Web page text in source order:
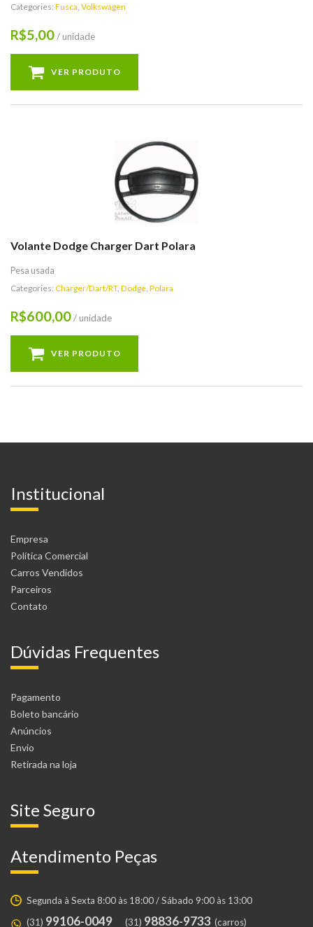
Categories: Fusca, Volkswagen
R$5,00/ unidade
VER PRODUTO
Volante Dodge Charger Dart Polara
Pesa usada
Categories: Charger/Dart/RT, Dodge, Polara
R$600,00/ unidade
VER PRODUTO
Institucional
Empresa
Política Comercial
Carros Vendidos
Parceiros
Contato
Dúvidas Frequentes
Pagamento
Boleto bancário
Anúncios
Envio
Retirada na loja
Site Seguro
Atendimento Peças
Segunda à Sexta 8:00 às 18:00 / Sábado 9:00 às 13:00
(31) 99106-0049 (31) 98836-9733 (carros)